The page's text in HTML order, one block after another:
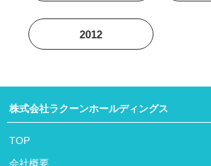
2012
株式会社ラクーンホールディングス
TOP
会社概要